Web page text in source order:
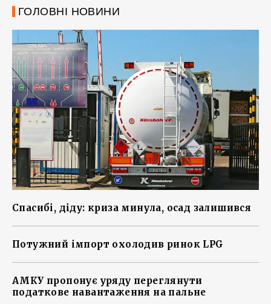
ГОЛОВНІ НОВИНИ
Спасибі, діду: криза минула, осад залишився
Потужний імпорт охолодив ринок LPG
АМКУ пропонує уряду переглянути
податкове навантаження на пальне